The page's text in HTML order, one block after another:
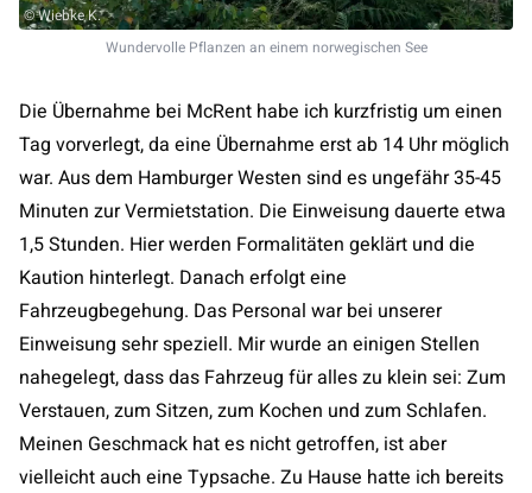
© Wiebke K.
Wundervolle Pflanzen an einem norwegischen See
Die Übernahme bei McRent habe ich kurzfristig um einen
Tag vorverlegt, da eine Übernahme erst ab 14 Uhr möglich
war. Aus dem Hamburger Westen sind es ungefähr 35-45
Minuten zur Vermietstation. Die Einweisung dauerte etwa
1,5 Stunden. Hier werden Formalitäten geklärt und die
Kaution hinterlegt. Danach erfolgt eine
Fahrzeugbegehung. Das Personal war bei unserer
Einweisung sehr speziell. Mir wurde an einigen Stellen
nahegelegt, dass das Fahrzeug für alles zu klein sei: Zum
Verstauen, zum Sitzen, zum Kochen und zum Schlafen.
Meinen Geschmack hat es nicht getroffen, ist aber
vielleicht auch eine Typsache. Zu Hause hatte ich bereits